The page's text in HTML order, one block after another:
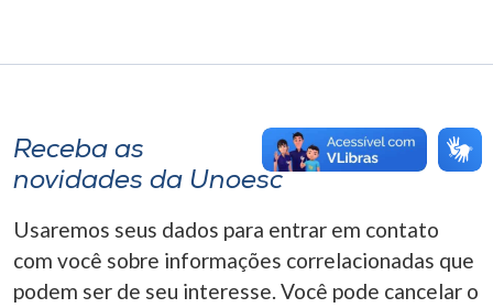
Receba as
novidades da Unoesc
Usaremos seus dados para entrar em contato
com você sobre informações correlacionadas que
podem ser de seu interesse. Você pode cancelar o